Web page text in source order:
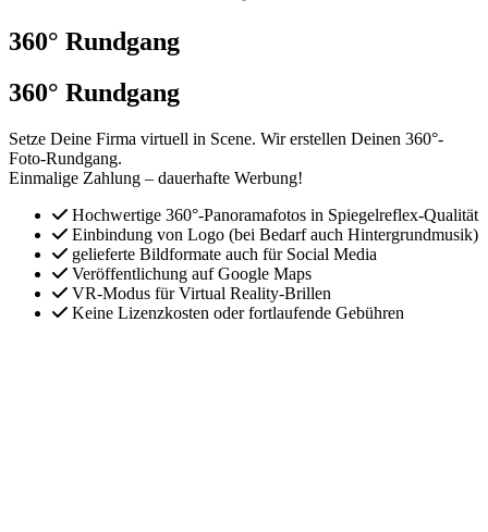
360° Rundgang
360° Rundgang
Setze Deine Firma virtuell in Scene. Wir erstellen Deinen 360°-
Foto-Rundgang.
Einmalige Zahlung – dauerhafte Werbung!
Hochwertige 360°-Panoramafotos in Spiegelreflex-Qualität
Einbindung von Logo (bei Bedarf auch Hintergrundmusik)
gelieferte Bildformate auch für Social Media
Veröffentlichung auf Google Maps
VR-Modus für Virtual Reality-Brillen
Keine Lizenzkosten oder fortlaufende Gebühren